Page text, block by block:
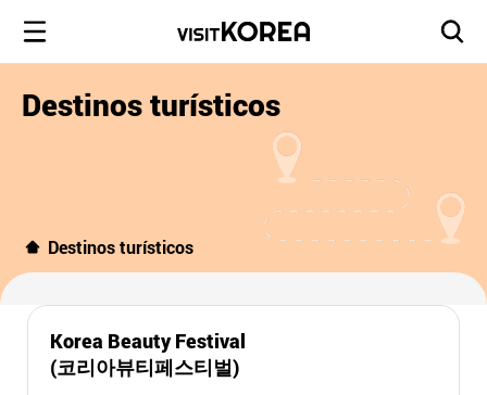
Destinos turísticos
Destinos turísticos
Korea Beauty Festival
(코리아뷰티페스티벌)